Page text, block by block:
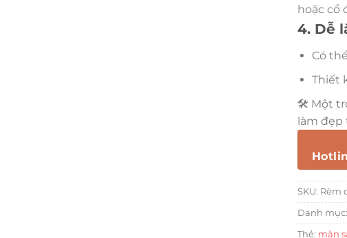
hoặc cổ
4. Dễ
Có
Thiết
🛠 Một
làm đẹp
SKU: Rèm
Danh mục:
Thẻ: màn